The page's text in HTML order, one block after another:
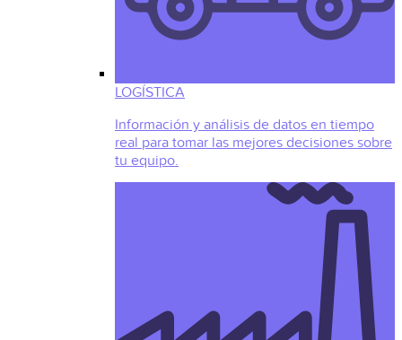
LOGÍSTICA
Información y análisis de datos en tiempo
real para tomar las mejores decisiones sobre
tu equipo.